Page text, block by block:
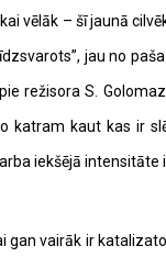
vēlāk – šī jaunā
jau no
režisora S.
kaut kas ir
iekšējā intensitāte
gan vairāk ir